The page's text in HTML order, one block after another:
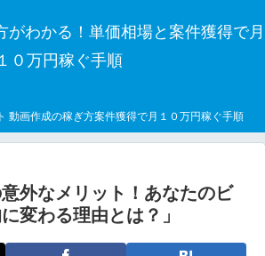
がわかる！単価相場と案件獲得で月
０万円稼ぐ手順
動画作成の稼ぎ方案件獲得で月１０万円稼ぐ手順
意外なメリット！あなたのビ
変わる理由とは？」